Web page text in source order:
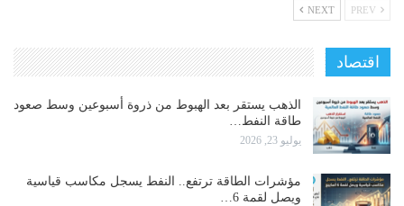
NEXT
اقتصاد
الذهب يستقر بعد الهبوط من ذروة أسبوعين وسط صعود
طاقة النفط…
يوليو 23, 2026
مؤشرات الطاقة ترتفع.. النفط يسجل مكاسب قياسية
ويصل لقمة 6…